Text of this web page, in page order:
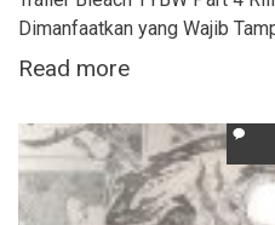
Dimanfaatkan yang Wajib
Read more